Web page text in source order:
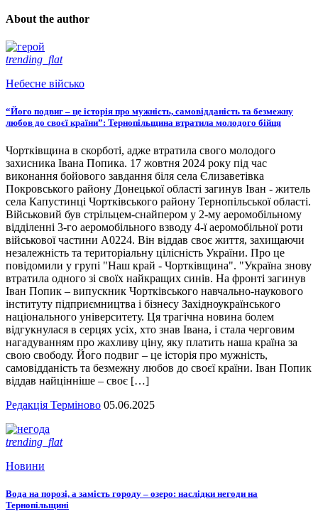
About the author
trending_flat
Небесне військо
“Його подвиг – це історія про мужність, самовідданість та безмежну
любов до своєї країни”: Тернопільщина втратила молодого бійця
Чортківщина в скорботі, адже втратила свого молодого
захисника Івана Попика. 17 жовтня 2024 року під час
виконання бойового завдання біля села Єлизаветівка
Покровського району Донецької області загинув Іван - житель
села Капустинці Чортківського району Тернопільської області.
Військовий був стрільцем-снайпером у 2-му аеромобільному
відділенні 3-го аеромобільного взводу 4-ї аеромобільної роти
військової частини А0224. Він віддав своє життя, захищаючи
незалежність та територіальну цілісність України. Про це
повідомили у групі "Наш край - Чортківщина". "Україна знову
втратила одного зі своїх найкращих синів. На фронті загинув
Іван Попик – випускник Чортківського навчально-наукового
інституту підприємництва і бізнесу Західноукраїнського
національного університету. Ця трагічна новина болем
відгукнулася в серцях усіх, хто знав Івана, і стала черговим
нагадуванням про жахливу ціну, яку платить наша країна за
свою свободу. Його подвиг – це історія про мужність,
самовідданість та безмежну любов до своєї країни. Іван Попик
віддав найцінніше – своє […]
Редакція Терміново 05.06.2025
trending_flat
Новини
Вода на порозі, а замість городу – озеро: наслідки негоди на
Тернопільщині